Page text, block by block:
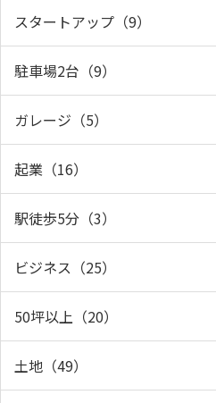
スタートアップ（9）
駐車場2台（9）
ガレージ（5）
起業（16）
駅徒歩5分（3）
ビジネス（25）
50坪以上（20）
土地（49）